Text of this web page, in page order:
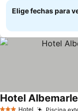
Elige fechas para
Hotel Piscina
Hotel